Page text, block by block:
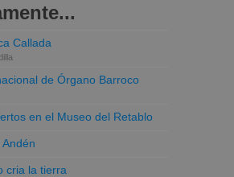
Callada
de Órgano Barroco
en el Museo del Retablo
Andén
cria la tierra